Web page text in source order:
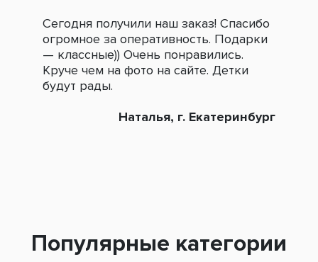
Сегодня получили наш заказ! Спасибо
огромное за оперативность. Подарки
— классные)) Очень понравились.
Круче чем на фото на сайте. Детки
будут рады.
Наталья, г. Екатеринбург
Популярные категории